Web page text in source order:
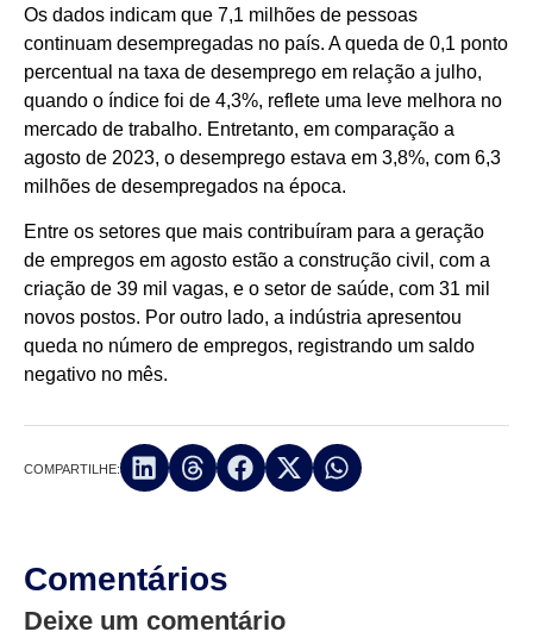
Os dados indicam que 7,1 milhões de pessoas
continuam desempregadas no país. A queda de 0,1 ponto
percentual na taxa de desemprego em relação a julho,
quando o índice foi de 4,3%, reflete uma leve melhora no
mercado de trabalho. Entretanto, em comparação a
agosto de 2023, o desemprego estava em 3,8%, com 6,3
milhões de desempregados na época.
Entre os setores que mais contribuíram para a geração
de empregos em agosto estão a construção civil, com a
criação de 39 mil vagas, e o setor de saúde, com 31 mil
novos postos. Por outro lado, a indústria apresentou
queda no número de empregos, registrando um saldo
negativo no mês.
COMPARTILHE:
Comentários
Deixe um comentário